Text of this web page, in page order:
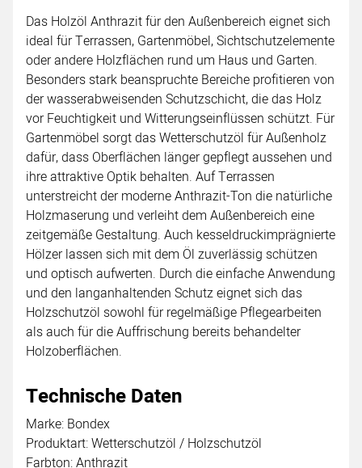
Das Holzöl Anthrazit für den Außenbereich eignet sich
ideal für Terrassen, Gartenmöbel, Sichtschutzelemente
oder andere Holzflächen rund um Haus und Garten.
Besonders stark beanspruchte Bereiche profitieren von
der wasserabweisenden Schutzschicht, die das Holz
vor Feuchtigkeit und Witterungseinflüssen schützt. Für
Gartenmöbel sorgt das Wetterschutzöl für Außenholz
dafür, dass Oberflächen länger gepflegt aussehen und
ihre attraktive Optik behalten. Auf Terrassen
unterstreicht der moderne Anthrazit-Ton die natürliche
Holzmaserung und verleiht dem Außenbereich eine
zeitgemäße Gestaltung. Auch kesseldruckimprägnierte
Hölzer lassen sich mit dem Öl zuverlässig schützen
und optisch aufwerten. Durch die einfache Anwendung
und den langanhaltenden Schutz eignet sich das
Holzschutzöl sowohl für regelmäßige Pflegearbeiten
als auch für die Auffrischung bereits behandelter
Holzoberflächen.
Technische Daten
Marke: Bondex
Produktart: Wetterschutzöl / Holzschutzöl
Farbton: Anthrazit